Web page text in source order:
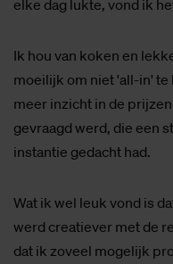
elke dag lukte, vond ik
Ik hou van koken en
moeilijk om niet 'all-in' te
meer inzicht in de
gevraagd werd, die een
instantie gedacht had.
Wat ik wel leuk vond is
werd creatiever met de
dat ik zoveel mogelijk